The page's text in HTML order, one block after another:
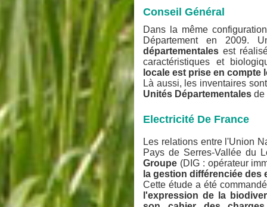
Conseil Général
Dans la même
Département en 2009.
départementales est
caractéristiques et
locale est prise en compte
Là aussi, les inventaires
Unités Départementales de
Electricité De France
Les relations entre l'Union
Pays de Serres-Vallée du
Groupe (DIG : opérateur
la gestion différenciée des
Cette étude a été
l'expression de la